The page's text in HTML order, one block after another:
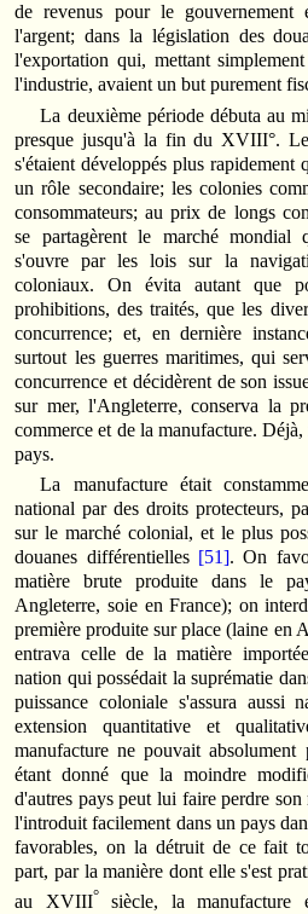
de revenus pour le
l'argent; dans la législation des
l'exportation qui, mettant
l'industrie, avaient un but purement
La deuxième période débuta au
presque jusqu'à la fin du XVIII°.
s'étaient développés plus
un rôle secondaire; les colonies
consommateurs; au prix de longs
se partagèrent le marché mondial
s'ouvre par les lois sur la
coloniaux. On évita autant que
prohibitions, des traités, que les
concurrence; et, en dernière
surtout les guerres maritimes, qui
concurrence et décidèrent de son
sur mer, l'Angleterre, conserva la
commerce et de la manufacture.
pays.
La manufacture était
national par des droits protecteurs,
sur le marché colonial, et le plus
douanes différentielles [51]. On
matière brute produite dans le
Angleterre, soie en France); on
première produite sur place (laine en
entrava celle de la matière
nation qui possédait la suprématie
puissance coloniale s'assura aussi
extension quantitative et
manufacture ne pouvait absolument
étant donné que la moindre
d'autres pays peut lui faire perdre
l'introduit facilement dans un pays
favorables, on la détruit de ce fait
part, par la manière dont elle s'est
au XVIII° siècle, la manufacture